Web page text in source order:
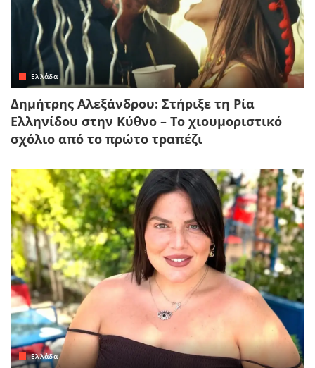
Ελλάδα
Δημήτρης Αλεξάνδρου: Στήριξε τη Ρία
Ελληνίδου στην Κύθνο – Το χιουμοριστικό
σχόλιο από το πρώτο τραπέζι
Ελλάδα